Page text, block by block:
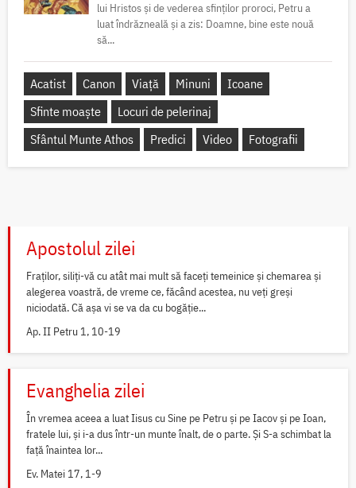
lui Hristos și de vederea sfinților proroci, Petru a
luat îndrăzneală și a zis: Doamne, bine este nouă
să...
Acatist Canon Viață Minuni
Icoane
Sfinte moaște
Locuri de pelerinaj
Sfântul Munte Athos
Predici Video Fotografii
Apostolul zilei
Fraților, siliți-vă cu atât mai mult să faceți temeinice și chemarea și
alegerea voastră, de vreme ce, făcând acestea, nu veți greși
niciodată. Că așa vi se va da cu bogăție...
Ap. II Petru 1, 10-19
Evanghelia zilei
În vremea aceea a luat Iisus cu Sine pe Petru și pe Iacov și pe Ioan,
fratele lui, și i-a dus într-un munte înalt, de o parte. Și S-a schimbat la
față înaintea lor...
Ev. Matei 17, 1-9